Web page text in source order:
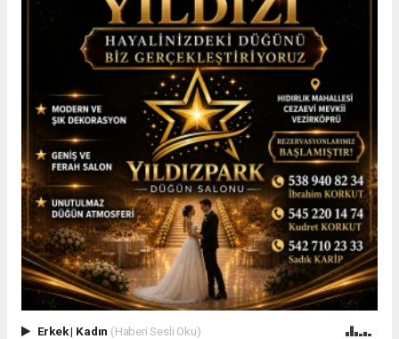
Erkek| Kadın (Haberi Sesli Oku)